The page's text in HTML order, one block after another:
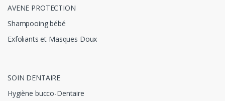
AVENE PROTECTION
Shampooing bébé
Exfoliants et Masques Doux
SOIN DENTAIRE
Hygiène bucco-Dentaire